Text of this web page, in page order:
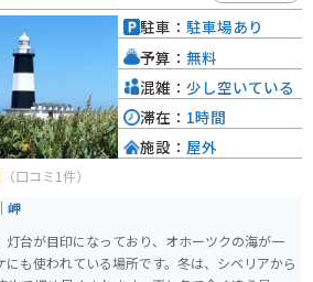
ます。天候によって色が変わり、エメラルド
駐車場までは、未舗装路の林
があります。オンロードバイクでも走行できま
車場から徒歩で5分ほど奥へ行くと、池がありま
（口コミ1件）
岬
灯台が目印になっており、オホーツクの海が一
も使われている場所です。冬は、シベリアから
駐車： 駐車場あり
予算： 無料
混雑： 少し空いている
滞在： 1時間
施設： 屋外